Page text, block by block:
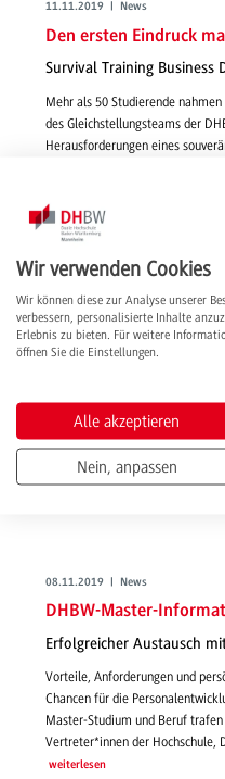
11.11.2019 | News
Den ersten Eindruck
Survival Training Business
Mehr als 50 Studierende
des Gleichstellungsteams der
Herausforderungen eines
weiterlesen
08.11.2019 | News
DHBW-Master-
Erfolgreicher Austausch
Vorteile, Anforderungen und
Chancen für die
Master-Studium und Beruf
Vertreter*innen der Hochschule,
weiterlesen
Wir verwenden Cookies
Wir können diese zur Analyse unserer
verbessern, personalisierte Inhalte
Erlebnis zu bieten. Für weitere
öffnen Sie die Einstellungen.
Alle akzeptieren
Nein, anpassen